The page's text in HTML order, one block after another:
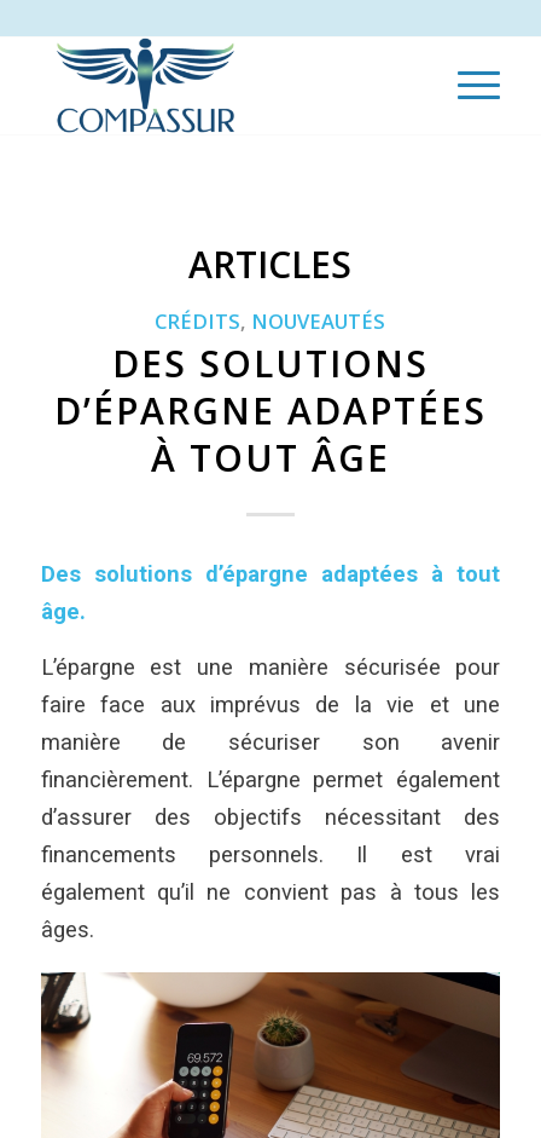
ARTICLES
CRÉDITS, NOUVEAUTÉS
DES SOLUTIONS
D’ÉPARGNE ADAPTÉES
À TOUT ÂGE
Des solutions d’épargne adaptées à tout
âge.
L’épargne est une manière sécurisée pour
faire face aux imprévus de la vie et une
manière de sécuriser son avenir
financièrement. L’épargne permet également
d’assurer des objectifs nécessitant des
financements personnels. Il est vrai
également qu’il ne convient pas à tous les
âges.